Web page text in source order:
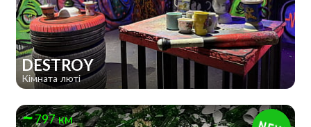
DESTROY
Кімната люті
797 км